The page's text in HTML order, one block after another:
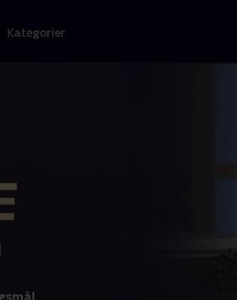
Kategorier